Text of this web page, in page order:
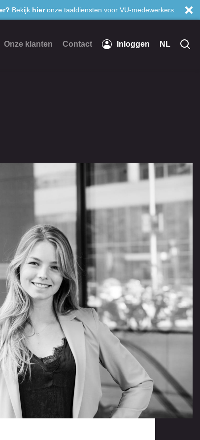
Bekijk hieronze taaldiensten voor VU-medewerkers.
Inloggen NL
Onze klanten Contact